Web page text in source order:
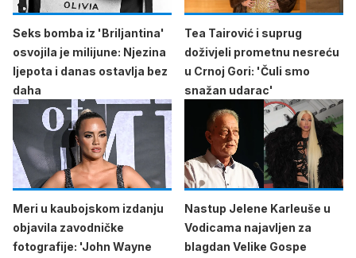
Seks bomba iz 'Briljantina'
osvojila je milijune: Njezina
ljepota i danas ostavlja bez
daha
Tea Tairović i suprug
doživjeli prometnu nesreću
u Crnoj Gori: 'Čuli smo
snažan udarac'
Meri u kaubojskom izdanju
objavila zavodničke
fotografije: 'John Wayne
Nastup Jelene Karleuše u
Vodicama najavljen za
blagdan Velike Gospe